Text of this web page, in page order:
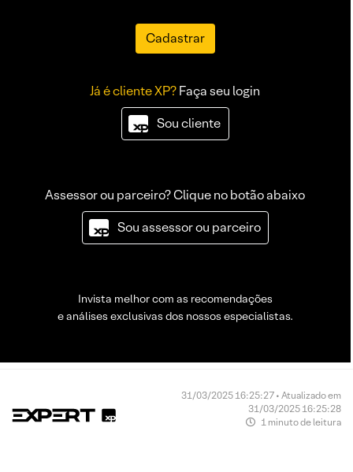
Cadastrar
Já é cliente XP?Faça seu login
Sou cliente
Assessor ou parceiro? Clique no botão abaixo
Sou assessor ou parceiro
Invista melhor com as recomendações
e análises exclusivas dos nossos especialistas.
31/03/2025 16:25:27 • Atualizado em
31/03/2025 16:25:28
1 minuto de leitura